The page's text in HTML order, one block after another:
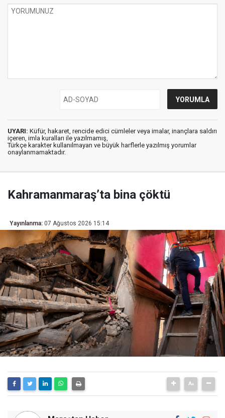
UYARI: Küfür, hakaret, rencide edici cümleler veya imalar, inançlara saldırı
içeren, imla kuralları ile yazılmamış,
Türkçe karakter kullanılmayan ve büyük harflerle yazılmış yorumlar
onaylanmamaktadır.
Kahramanmaraş’ta bina çöktü
Yayınlanma: 07 Ağustos 2026 15:14